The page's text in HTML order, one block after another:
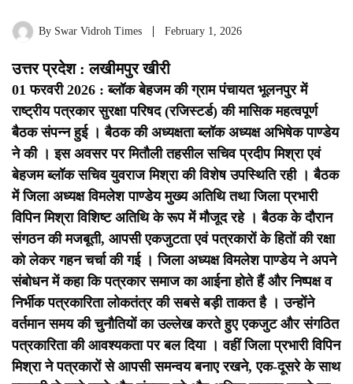
By Swar Vidroh Times February 1, 2026
उत्तर प्रदेश : लखीमपुर खीरी
01 फरवरी 2026 : ब्लॉक बेहजम की ग्राम पंचायत भूलनपुर में
राष्ट्रीय पत्रकार सुरक्षा परिषद (रजिस्टर्ड) की मासिक महत्वपूर्ण
बैठक संपन्न हुई । बैठक की अध्यक्षता ब्लॉक अध्यक्ष अभिषेक पाण्डेय
ने की ।इस अवसर पर मितौली तहसील सचिव प्रदीप मिश्रा एवं
बेहजम ब्लॉक सचिव युवराज मिश्रा की विशेष उपस्थिति रही ।बैठक
में जिला अध्यक्ष विमलेश पाण्डेय मुख्य अतिथि तथा जिला प्रभारी
विपिन मिश्रा विशिष्ट अतिथि के रूप में मौजूद रहे । बैठक के दौरान
संगठन की मजबूती, आपसी एकजुटता एवं पत्रकारों के हितों की रक्षा
को लेकर गहन चर्चा की गई ।जिला अध्यक्ष विमलेश पाण्डेय ने अपने
संबोधन में कहा कि पत्रकार समाज का आईना होते हैं और निष्पक्ष व
निर्भीक पत्रकारिता लोकतंत्र की सबसे बड़ी ताकत है । उन्होंने
वर्तमान समय की चुनौतियों का उल्लेख करते हुए एकजुट और संगठित
पत्रकारिता की आवश्यकता पर बल दिया ।वहीं जिला प्रभारी विपिन
मिश्रा ने पत्रकारों से आपसी समन्वय बनाए रखने, एक-दूसरे के साथ